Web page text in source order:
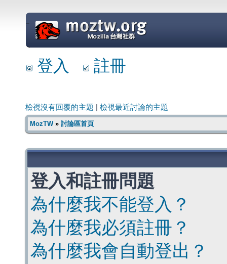
=
登入 註冊
檢視沒有回覆的主題 檢視最近討論的主題
MozTW» 討論區首頁
登入和註冊問題
為什麼我不能登入？
為什麼我必須註冊？
為什麼我會自動登出？